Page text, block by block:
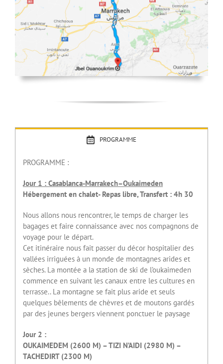
PROGRAMME
PROGRAMME :
Jour 1 : Casablanca-Marrakech–Oukaimeden
Hébergement en chalet- Repas libre, Transfert : 4h 30
Nous allons nous rencontrer, le temps de charger les
bagages et faire connaissance avec nos compagnons de
voyage pour le départ.
Cet itinéraire nous fait passer du décor hospitalier des
vallées irriguées à un monde de montagnes arides et
sèches. La montée a la station de ski de l’oukaimeden
commence en suivant les canaux entre les cultures en
terrasse.. La montagne se fait plus aride et seuls
quelques bêlements de chèvres et de moutons gardés
par des jeunes bergers viennent ponctuer le paysage
Jour 2 :
OUKAIMEDEM (2600 M) – TIZI N’AIDI (2980 M) –
TACHEDIRT (2300 M)